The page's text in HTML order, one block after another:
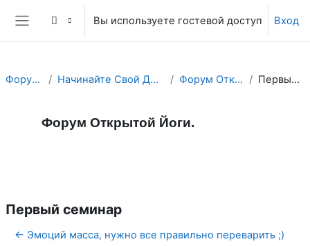
Перейти к основному содержанию
Боковая панель
Вы используете гостевой доступ Вход
Форум Йоги. Начинайте Свой День с Йога Форума! Форум Открытой Йоги. Первый семинар
Форум Открытой Йоги.
Первый семинар
← Эмоций масса, нужно все правильно переварить ;)